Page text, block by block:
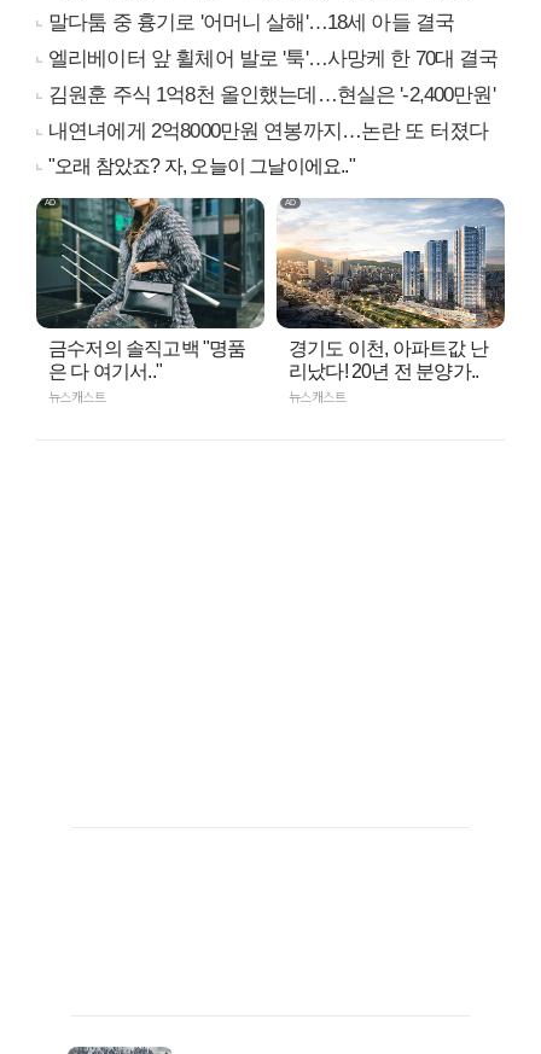
말다툼 중 흉기로 '어머니 살해'…18세 아들 결국
엘리베이터 앞 휠체어 발로 '툭'…사망케 한 70대 결국
김원훈 주식 1억8천 올인했는데…현실은 '-2,400만원'
내연녀에게 2억8000만원 연봉까지…논란 또 터졌다
"오래 참았죠? 자, 오늘이 그날이에요.."
금수저의 솔직고백 "명품
은 다 여기서.."
뉴스캐스트
경기도 이천, 아파트값 난
리났다! 20년 전 분양가..
뉴스캐스트